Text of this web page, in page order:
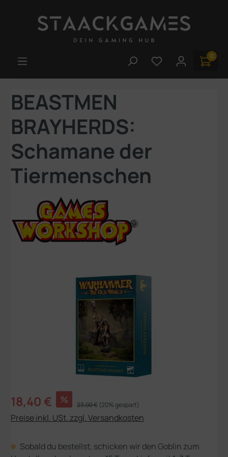
Du hast 0 0
BEASTMEN
BRAYHERDS:
Schamane der
Tiermenschen
Bildergalerie überspringen
Verkaufspreis:
18,40 € % Regulärer Preis:
23,00 € (20% gespart)
Preise inkl. USt. zzgl. Versandkosten
Sobald du bestellst, schicken wir den Goblin zum